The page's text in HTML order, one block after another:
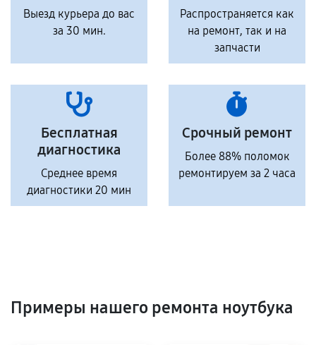
Выезд курьера до вас
за 30 мин.
Распространяется как
на ремонт, так и на
запчасти
Бесплатная
диагностика
Среднее время
диагностики 20 мин
Срочный ремонт
Более 88% поломок
ремонтируем за 2 часа
Примеры нашего ремонта ноутбука